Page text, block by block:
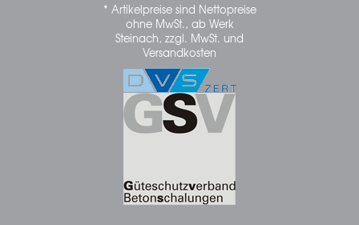
* Artikelpreise sind Nettopreise
ohne MwSt., ab Werk
Steinach, zzgl. MwSt. und
Versandkosten